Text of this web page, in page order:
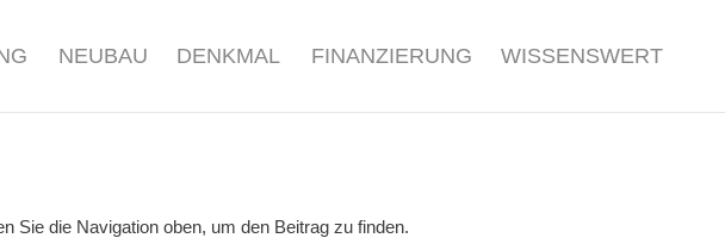
NEUBAU DENKMAL FINANZIERUNG WISSENSWERT
Sie die Navigation oben, um den Beitrag zu finden.